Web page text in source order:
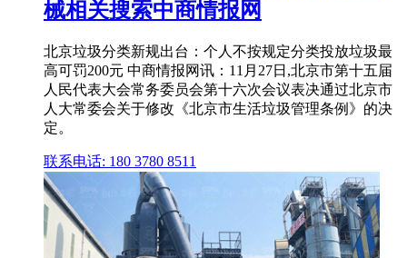
械相关搜索中商情报网
北京垃圾分类新规出台：个人不按规定分类投放垃圾最
高可罚200元 中商情报网讯：11月27日,北京市第十五届
人民代表大会常务委员会第十六次会议表决通过北京市
人大常委会关于修改《北京市生活垃圾管理条例》的决
定。
联系电话: 180 3780 8511